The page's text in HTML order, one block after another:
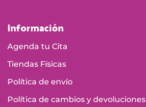
Información
Agenda tu Cita
Tiendas Físicas
Política de envío
Política de cambios y devoluciones